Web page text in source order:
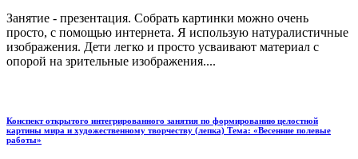
Занятие - презентация. Собрать картинки можно очень
просто, с помощью интернета. Я использую натуралистичные
изображения. Дети легко и просто усваивают материал с
опорой на зрительные изображения....
Конспект открытого интегрированного занятия по формированию целостной
картины мира и художественному творчеству (лепка) Тема: «Весенние полевые
работы»